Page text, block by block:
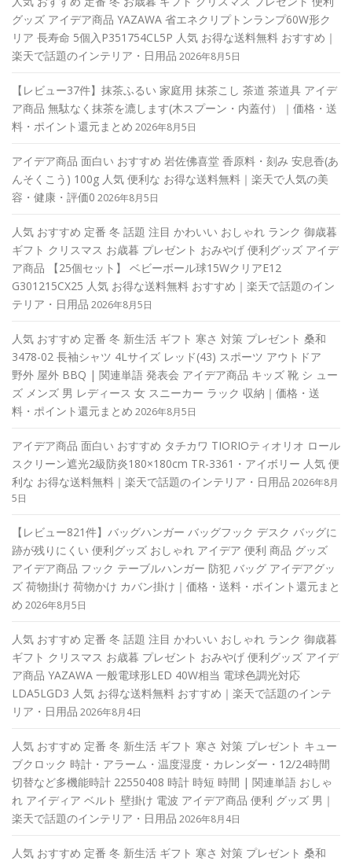
グッズ アイデア商品 YAZAWA 省エネクリプトンランプ60W形ク
リア 長寿命 5個入P351754CL5P 人気 お得な送料無料 おすすめ｜
楽天で話題のインテリア・日用品 2026年8月5日
【レビュー37件】抹茶ふるい 家庭用 抹茶こし 茶道 茶道具 アイデ
ア商品 無駄なく抹茶を漉します(木スプーン・内蓋付）｜価格・送
料・ポイント還元まとめ 2026年8月5日
アイデア商品 面白い おすすめ 岩佐佛喜堂 香原料・刻み 安息香(あ
んそくこう) 100g 人気 便利な お得な送料無料｜楽天で人気の美
容・健康・評価0 2026年8月5日
人気 おすすめ 定番 冬 話題 注目 かわいい おしゃれ ランク 御歳暮
ギフト クリスマス お歳暮 プレゼント おみやげ 便利グッズ アイデ
ア商品 【25個セット】 ベビーボール球15WクリアE12
G301215CX25 人気 お得な送料無料 おすすめ｜楽天で話題のイン
テリア・日用品 2026年8月5日
人気 おすすめ 定番 冬 新生活 ギフト 寒さ 対策 プレゼント 桑和
3478-02 長袖シャツ 4Lサイズ レッド(43) スポーツ アウトドア
野外 屋外 BBQ | 関連単語 発表会 アイデア商品 キッズ 靴 シ ュー
ズ メンズ 男 レディース 女 スニーカー ラック 収納｜価格・送
料・ポイント還元まとめ 2026年8月5日
アイデア商品 面白い おすすめ タチカワ TIORIOティオリオ ロール
スクリーン遮光2級防炎180×180cm TR-3361・アイボリー 人気 便
利な お得な送料無料｜楽天で話題のインテリア・日用品 2026年8月
5日
【レビュー821件】バッグハンガー バッグフック デスク バッグに
跡が残りにくい 便利グッズ おしゃれ アイデア 便利 商品 グッズ
アイデア商品 フック テーブルハンガー 防犯 バッグ アイデアグッ
ズ 荷物掛け 荷物かけ カバン掛け｜価格・送料・ポイント還元まと
め 2026年8月5日
人気 おすすめ 定番 冬 話題 注目 かわいい おしゃれ ランク 御歳暮
ギフト クリスマス お歳暮 プレゼント おみやげ 便利グッズ アイデ
ア商品 YAZAWA 一般電球形LED 40W相当 電球色調光対応
LDA5LGD3 人気 お得な送料無料 おすすめ｜楽天で話題のインテ
リア・日用品 2026年8月4日
人気 おすすめ 定番 冬 新生活 ギフト 寒さ 対策 プレゼント キュー
ブクロック 時計・アラーム・温度湿度・カレンダー・12/24時間
切替など多機能時計 22550408 時計 時短 時間 | 関連単語 おしゃ
れ アイディア ベルト 壁掛け 電波 アイデア商品 便利 グッズ 男｜
楽天で話題のインテリア・日用品 2026年8月4日
人気 おすすめ 定番 冬 新生活 ギフト 寒さ 対策 プレゼント 桑和